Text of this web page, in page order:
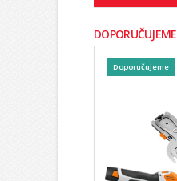
DOPORUČUJEME
Doporučujeme